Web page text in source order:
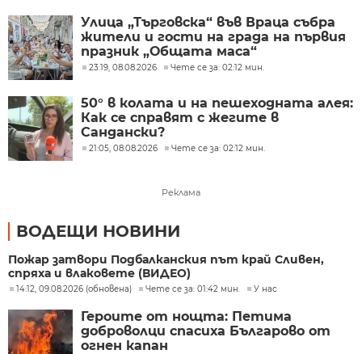
Улица „Търговска“ във Враца събра
жители и гости на града на първия
празник „Общата маса“
23:19, 08.08.2026 Чете се за: 02:12 мин.
50° в колата и на пешеходната алея:
Как се справят с жегите в
Сандански?
21:05, 08.08.2026 Чете се за: 02:12 мин.
Реклама
ВОДЕЩИ НОВИНИ
Пожар затвори Подбалканския път край Сливен,
спряха и влаковете (ВИДЕО)
14:12, 09.08.2026 (обновена) Чете се за: 01:42 мин. У нас
Героите от нощта: Петима
доброволци спасиха Българово от
огнен капан